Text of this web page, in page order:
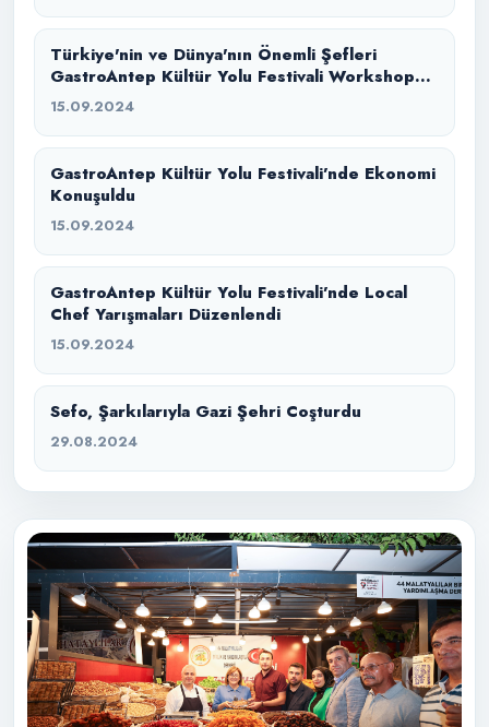
Türkiye'nin ve Dünya'nın Önemli Şefleri
GastroAntep Kültür Yolu Festivali Workshop
Mutfağında Bir Araya Geldi
15.09.2024
GastroAntep Kültür Yolu Festivali’nde Ekonomi
Konuşuldu
15.09.2024
GastroAntep Kültür Yolu Festivali’nde Local
Chef Yarışmaları Düzenlendi
15.09.2024
Sefo, Şarkılarıyla Gazi Şehri Coşturdu
29.08.2024